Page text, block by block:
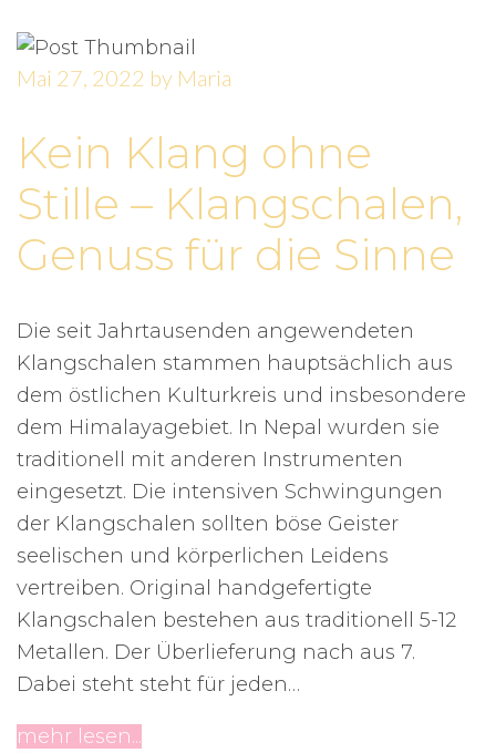
Mai 27, 2022 by Maria
Kein Klang ohne
Stille – Klangschalen,
Genuss für die Sinne
Die seit Jahrtausenden angewendeten
Klangschalen stammen hauptsächlich aus
dem östlichen Kulturkreis und insbesondere
dem Himalayagebiet. In Nepal wurden sie
traditionell mit anderen Instrumenten
eingesetzt. Die intensiven Schwingungen
der Klangschalen sollten böse Geister
seelischen und körperlichen Leidens
vertreiben. Original handgefertigte
Klangschalen bestehen aus traditionell 5-12
Metallen. Der Überlieferung nach aus 7.
Dabei steht steht für jeden…
mehr lesen...